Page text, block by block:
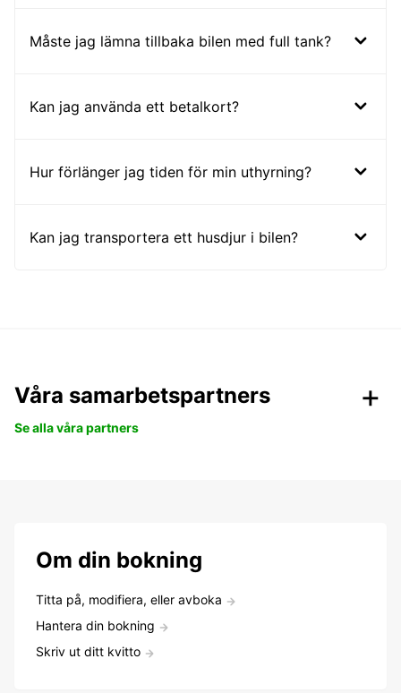
Måste jag lämna tillbaka bilen med full tank?
Kan jag använda ett betalkort?
Hur förlänger jag tiden för min uthyrning?
Kan jag transportera ett husdjur i bilen?
Våra samarbetspartners
Se alla våra partners
Om din bokning
Titta på, modifiera, eller avboka
Hantera din bokning
Skriv ut ditt kvitto